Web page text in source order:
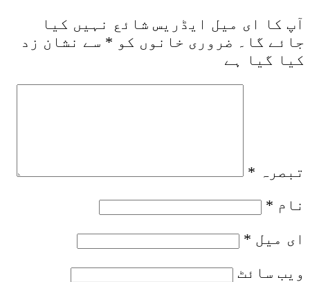
آپ کا ای میل ایڈریس شائع نہیں کیا
جائے گا۔
ضروری خانوں کو * سے نشان زد
کیا گیا ہے
تبصرہ *
نام *
ای میل *
ویب‌ سائٹ